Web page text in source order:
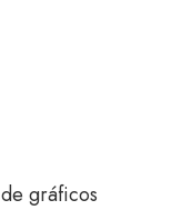
gráficos